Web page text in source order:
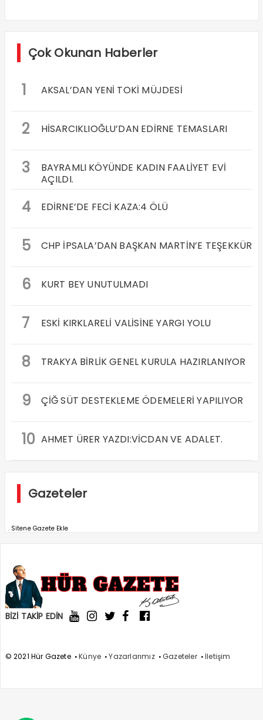
Çok Okunan Haberler
1 AKSAL’DAN YENİ TOKİ MÜJDESİ
2 HİSARCIKLIOĞLU’DAN EDİRNE TEMASLARI
3
BAYRAMLI KÖYÜNDE KADIN FAALİYET EVİ
AÇILDI.
4 EDİRNE’DE FECİ KAZA:4 ÖLÜ
5 CHP İPSALA’DAN BAŞKAN MARTİN’E TEŞEKKÜR
6 KURT BEY UNUTULMADI
7 ESKİ KIRKLARELİ VALİSİNE YARGI YOLU
8 TRAKYA BİRLİK GENEL KURULA HAZIRLANIYOR
9 ÇİĞ SÜT DESTEKLEME ÖDEMELERİ YAPILIYOR
10 AHMET ÜRER YAZDI:VİCDAN VE ADALET.
Gazeteler
Sitene Gazete Ekle
BİZİ TAKİP EDİN
© 2021 Hür Gazete Künye Yazarlarımız Gazeteler İletişim